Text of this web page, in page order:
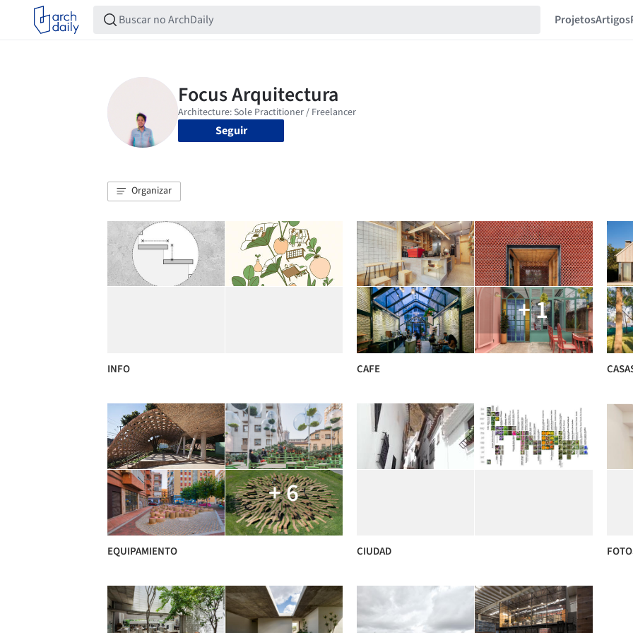
ProjetosArtigos
Seguir
Organizar
INFO
+ 1
CAFE
+ 6
EQUIPAMIENTO CIUDAD